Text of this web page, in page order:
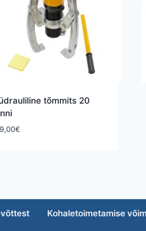
tõmmits 20
€
Kohaletoimetamise